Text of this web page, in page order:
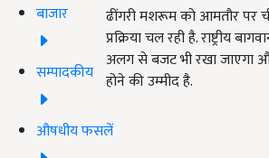
बाजार
सम्पादकीय
औषधीय फसलें
ढींगरी मशरूम को आमतौर पर
प्रक्रिया चल रही है.
अलग से बजट भी रखा जाएगा
होने की उम्मीद है.